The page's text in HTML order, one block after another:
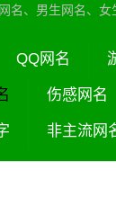
、男生网名、
QQ网名
伤感网名
非主流网